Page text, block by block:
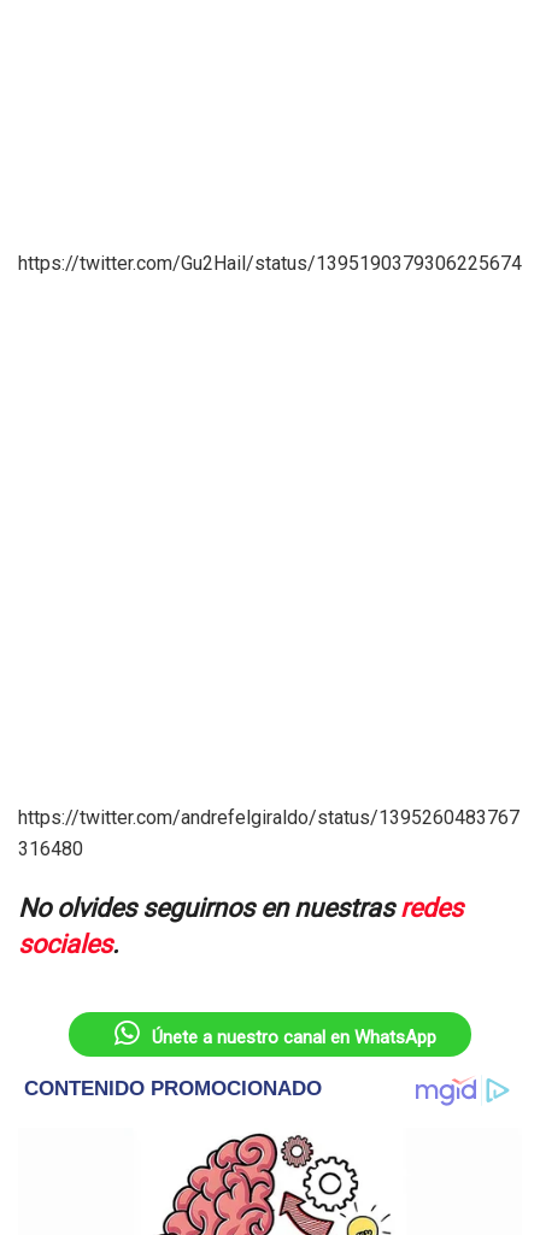
https://twitter.com/Gu2Hail/status/1395190379306225674
https://twitter.com/andrefelgiraldo/status/1395260483767
316480
No olvides seguirnos en nuestrasredes
sociales.
Únete a nuestro canal en WhatsApp